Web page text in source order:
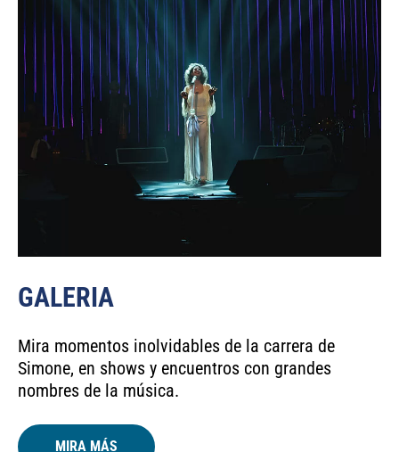
GALERIA
Mira momentos inolvidables de la carrera de
Simone, en shows y encuentros con grandes
nombres de la música.
MIRA MÁS